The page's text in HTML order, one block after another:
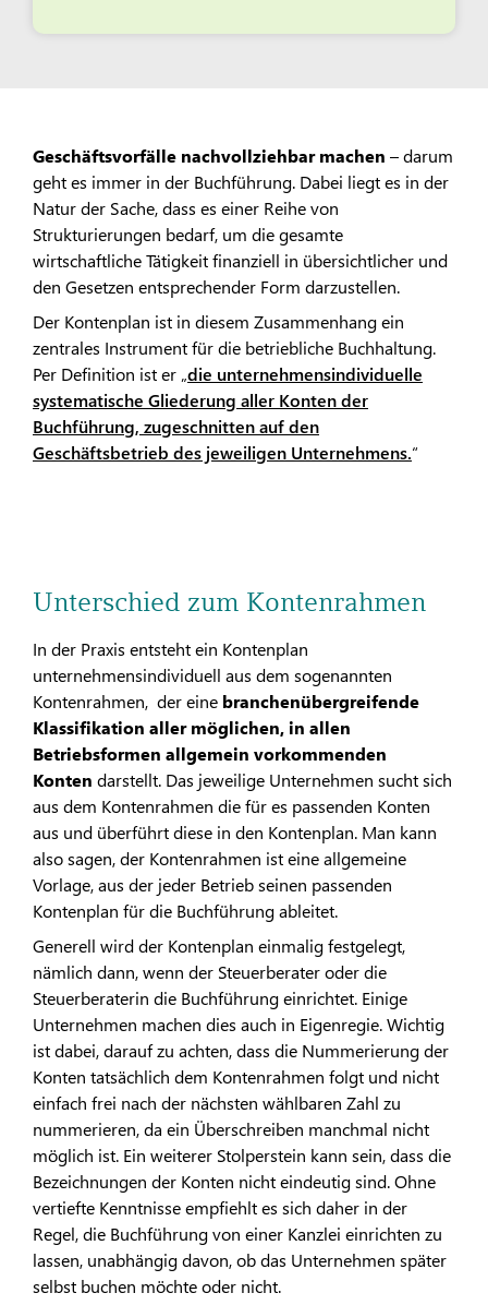
Geschäftsvorfälle nachvollziehbar machen – darum
geht es immer in der Buchführung. Dabei liegt es in der
Natur der Sache, dass es einer Reihe von
Strukturierungen bedarf, um die gesamte
wirtschaftliche Tätigkeit finanziell in übersichtlicher und
den Gesetzen entsprechender Form darzustellen.
Der Kontenplan ist in diesem Zusammenhang ein
zentrales Instrument für die betriebliche Buchhaltung.
Per Definition ist er „die unternehmensindividuelle
systematische Gliederung aller Konten der
Buchführung, zugeschnitten auf den
Geschäftsbetrieb des jeweiligen Unternehmens.“
Unterschied zum Kontenrahmen
In der Praxis entsteht ein Kontenplan
unternehmensindividuell aus dem sogenannten
Kontenrahmen, der eine branchenübergreifende
Klassifikation aller möglichen, in allen
Betriebsformen allgemein vorkommenden
Konten darstellt. Das jeweilige Unternehmen sucht sich
aus dem Kontenrahmen die für es passenden Konten
aus und überführt diese in den Kontenplan. Man kann
also sagen, der Kontenrahmen ist eine allgemeine
Vorlage, aus der jeder Betrieb seinen passenden
Kontenplan für die Buchführung ableitet.
Generell wird der Kontenplan einmalig festgelegt,
nämlich dann, wenn der Steuerberater oder die
Steuerberaterin die Buchführung einrichtet. Einige
Unternehmen machen dies auch in Eigenregie. Wichtig
ist dabei, darauf zu achten, dass die Nummerierung der
Konten tatsächlich dem Kontenrahmen folgt und nicht
einfach frei nach der nächsten wählbaren Zahl zu
nummerieren, da ein Überschreiben manchmal nicht
möglich ist. Ein weiterer Stolperstein kann sein, dass die
Bezeichnungen der Konten nicht eindeutig sind. Ohne
vertiefte Kenntnisse empfiehlt es sich daher in der
Regel, die Buchführung von einer Kanzlei einrichten zu
lassen, unabhängig davon, ob das Unternehmen später
selbst buchen möchte oder nicht.